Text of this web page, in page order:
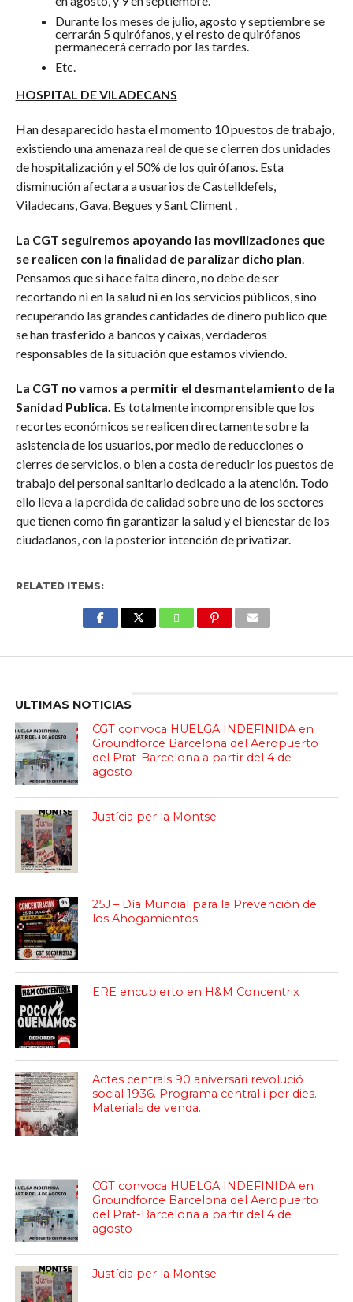
Durante los meses de julio, agosto y septiembre se
cerrarán 5 quirófanos, y el resto de quirófanos
permanecerá cerrado por las tardes.
Etc.
HOSPITAL DE VILADECANS
Han desaparecido hasta el momento 10 puestos de trabajo,
existiendo una amenaza real de que se cierren dos unidades
de hospitalización y el 50% de los quirófanos. Esta
disminución afectara a usuarios de Castelldefels,
Viladecans, Gava, Begues y Sant Climent .
La CGT seguiremos apoyando las movilizaciones que
se realicen con la finalidad de paralizar dicho plan.
Pensamos que si hace falta dinero, no debe de ser
recortando ni en la salud ni en los servicios públicos, sino
recuperando las grandes cantidades de dinero publico que
se han trasferido a bancos y caixas, verdaderos
responsables de la situación que estamos viviendo.
La CGT no vamos a permitir el desmantelamiento de la
Sanidad Publica. Es totalmente incomprensible que los
recortes económicos se realicen directamente sobre la
asistencia de los usuarios, por medio de reducciones o
cierres de servicios, o bien a costa de reducir los puestos de
trabajo del personal sanitario dedicado a la atención. Todo
ello lleva a la perdida de calidad sobre uno de los sectores
que tienen como fin garantizar la salud y el bienestar de los
ciudadanos, con la posterior intención de privatizar.
RELATED ITEMS:
ULTIMAS NOTICIAS
CGT convoca HUELGA INDEFINIDA en
Groundforce Barcelona del Aeropuerto
del Prat-Barcelona a partir del 4 de
agosto
Justícia per la Montse
25J – Día Mundial para la Prevención de
los Ahogamientos
ERE encubierto en H&M Concentrix
Actes centrals 90 aniversari revolució
social 1936. Programa central i per dies.
Materials de venda.
CGT convoca HUELGA INDEFINIDA en
Groundforce Barcelona del Aeropuerto
del Prat-Barcelona a partir del 4 de
agosto
Justícia per la Montse